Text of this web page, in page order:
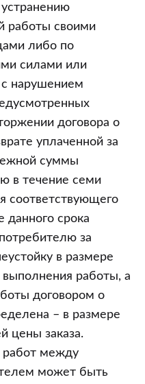
работы своими
либо по
силами или
нарушением
договора о
уплаченной за
суммы
в течение семи
соответствующего
данного срока
за
в размере
работы, а
договором о
– в размере
цены заказа.
работ между
может быть